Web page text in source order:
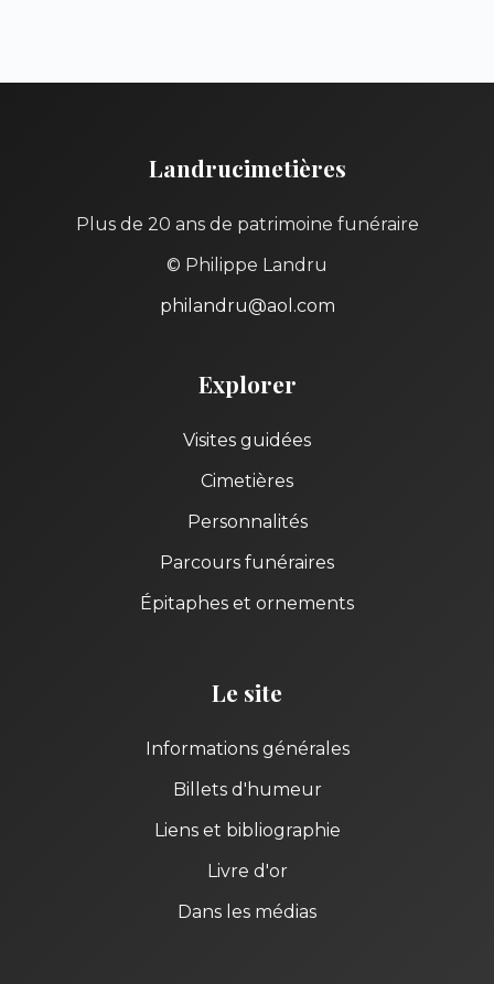
Landrucimetières
Plus de 20 ans de patrimoine funéraire
© Philippe Landru
philandru@aol.com
Explorer
Visites guidées
Cimetières
Personnalités
Parcours funéraires
Épitaphes et ornements
Le site
Informations générales
Billets d'humeur
Liens et bibliographie
Livre d'or
Dans les médias